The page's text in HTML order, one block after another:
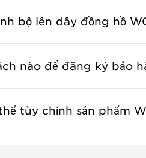
bộ lên dây đồng hồ
nào để đăng ký bảo
tùy chỉnh sản phẩm